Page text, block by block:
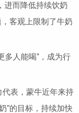
进而降低持续饮奶
客观上限制了牛奶
多人能喝”，成为行
表，蒙牛近年来持
”的目标，持续加快